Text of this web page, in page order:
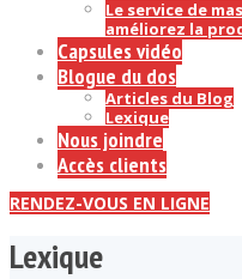
Le service de
améliorez la
Capsules vidéo
Blogue du dos
Articles du Blog
Lexique
Nous joindre
Accès clients
RENDEZ-VOUS EN LIGNE
Lexique